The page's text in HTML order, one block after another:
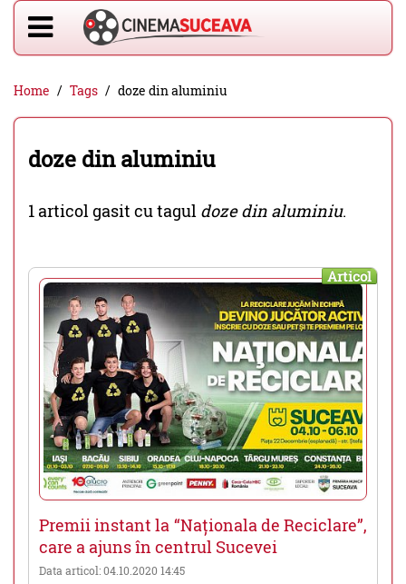
Home Tags doze din aluminiu
doze din aluminiu
1 articol gasit cu tagul doze din aluminiu.
Articol
Premii instant la “Naționala de Reciclare”,
care a ajuns în centrul Sucevei
Data articol: 04.10.2020 14:45